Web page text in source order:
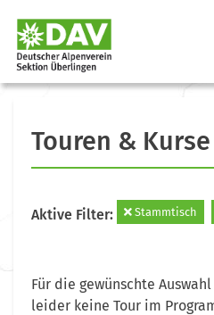
Touren &
Aktive Filter: Stammtisch
Für die gewünschte
leider keine Tour im